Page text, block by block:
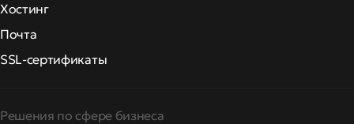
Хостинг
Почта
SSL-сертификаты
Решения по сфере бизнеса